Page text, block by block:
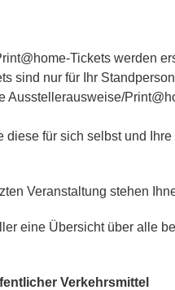
Tickets werden
sind nur für Ihr
Ausstellerausweise/
diese für sich selbst und
Veranstaltung stehen
eine Übersicht über alle
Verkehrsmittel